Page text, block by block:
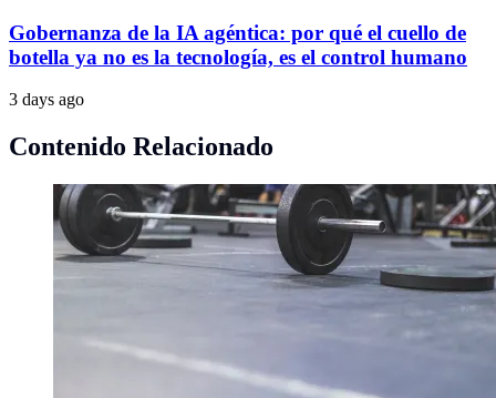
Gobernanza de la IA agéntica: por qué el cuello de
botella ya no es la tecnología, es el control humano
3 days ago
Contenido Relacionado